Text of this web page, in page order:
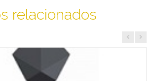
relacionados